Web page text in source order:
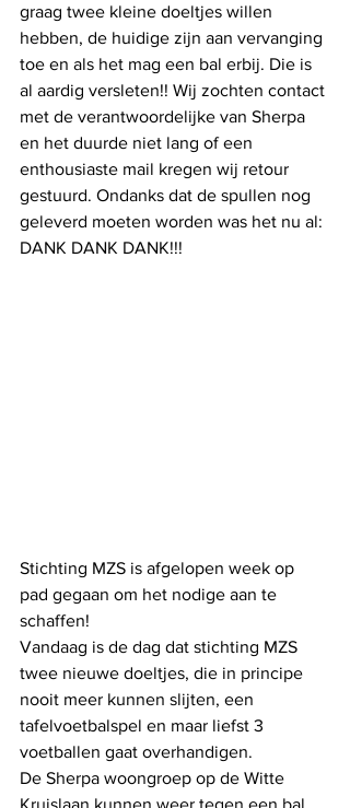
graag twee kleine doeltjes willen
hebben, de huidige zijn aan vervanging
toe en als het mag een bal erbij. Die is
al aardig versleten!! Wij zochten contact
met de verantwoordelijke van Sherpa
en het duurde niet lang of een
enthousiaste mail kregen wij retour
gestuurd. Ondanks dat de spullen nog
geleverd moeten worden was het nu al:
DANK DANK DANK!!!
Stichting MZS is afgelopen week op
pad gegaan om het nodige aan te
schaffen!
Vandaag is de dag dat stichting MZS
twee nieuwe doeltjes, die in principe
nooit meer kunnen slijten, een
tafelvoetbalspel en maar liefst 3
voetballen gaat overhandigen.
De Sherpa woongroep op de Witte
Kruislaan kunnen weer tegen een bal